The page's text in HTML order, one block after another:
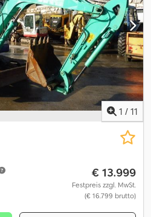
Zwischenverkauf vorbehalten
Fahrzeuge können evtl. auf
sein Cjdpfx Ajv S Nr Ujgxsrf
1 / 11
€ 13.999
Festpreis zzgl. MwSt.
(€ 16.799 brutto)